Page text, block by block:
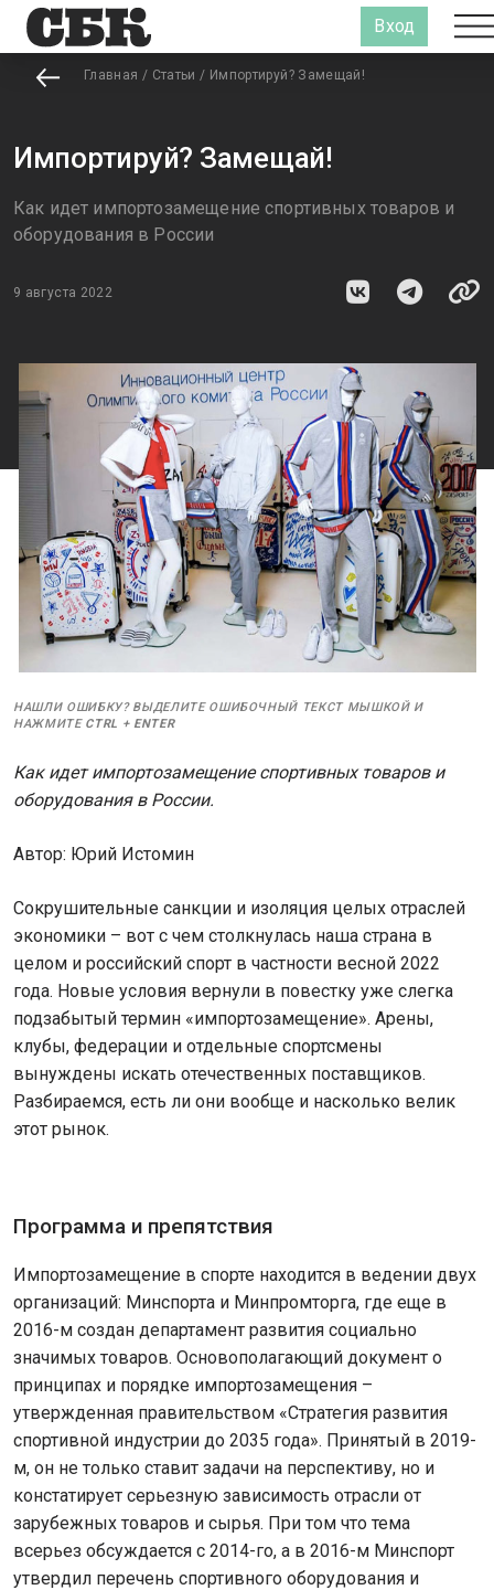
Вход
Главная / Статьи / Импортируй? Замещай!
Импортируй? Замещай!
Как идет импортозамещение спортивных товаров и
оборудования в России
9 августа 2022
НАШЛИ ОШИБКУ? ВЫДЕЛИТЕ ОШИБОЧНЫЙ ТЕКСТ МЫШКОЙ И
НАЖМИТЕ CTRL + ENTER
Как идет импортозамещение спортивных товаров и
оборудования в России.
Автор: Юрий Истомин
Сокрушительные санкции и изоляция целых отраслей
экономики – вот с чем столкнулась наша страна в
целом и российский спорт в частности весной 2022
года. Новые условия вернули в повестку уже слегка
подзабытый термин «импортозамещение». Арены,
клубы, федерации и отдельные спортсмены
вынуждены искать отечественных поставщиков.
Разбираемся, есть ли они вообще и насколько велик
этот рынок.
Программа и препятствия
Импортозамещение в спорте находится в ведении двух
организаций: Минспорта и Минпромторга, где еще в
2016-м создан департамент развития социально
значимых товаров. Основополагающий документ о
принципах и порядке импортозамещения –
утвержденная правительством «Стратегия развития
спортивной индустрии до 2035 года». Принятый в 2019-
м, он не только ставит задачи на перспективу, но и
констатирует серьезную зависимость отрасли от
зарубежных товаров и сырья. При том что тема
всерьез обсуждается с 2014-го, а в 2016-м Минспорт
утвердил перечень спортивного оборудования и